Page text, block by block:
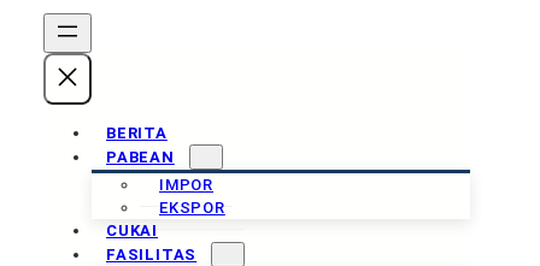
BERITA
PABEAN
IMPOR
EKSPOR
CUKAI
FASILITAS